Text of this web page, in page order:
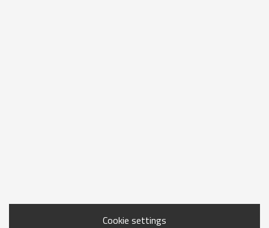
Cookie settings